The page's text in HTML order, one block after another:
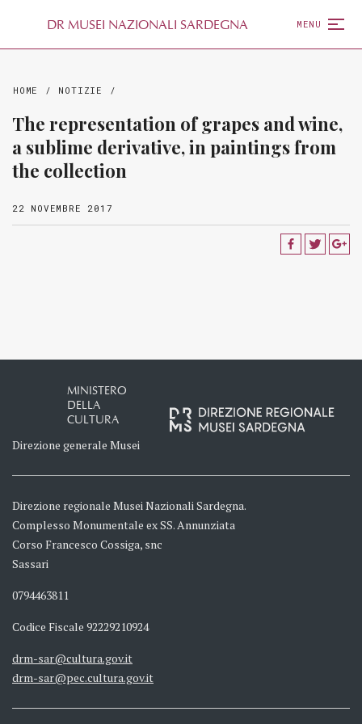
DR MUSEI NAZIONALI SARDEGNA MENU
HOME / NOTIZIE /
The representation of grapes and wine,
a sublime derivative, in paintings from
the collection
22 NOVEMBRE 2017
MINISTERO
DELLA
CULTURA
Direzione generale Musei
Direzione regionale Musei Nazionali Sardegna.
Complesso Monumentale ex SS. Annunziata
Corso Francesco Cossiga, snc
Sassari
0794463811
Codice Fiscale 92229210924
drm-sar@cultura.gov.it
drm-sar@pec.cultura.gov.it